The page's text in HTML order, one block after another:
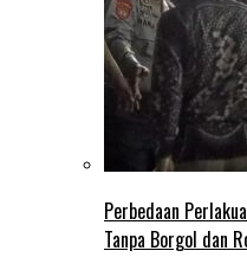
Perbedaan
Tanpa Borgol dan